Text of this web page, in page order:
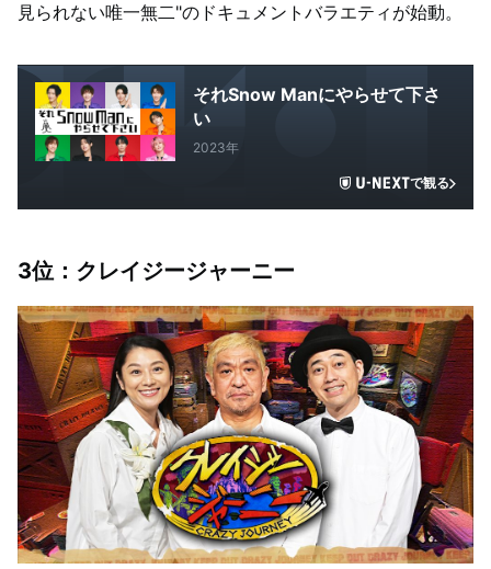
見られない唯一無二"のドキュメントバラエティが始動。
それSnow Manにやらせて下さ
い
2023年
で観る
3位：クレイジージャーニー